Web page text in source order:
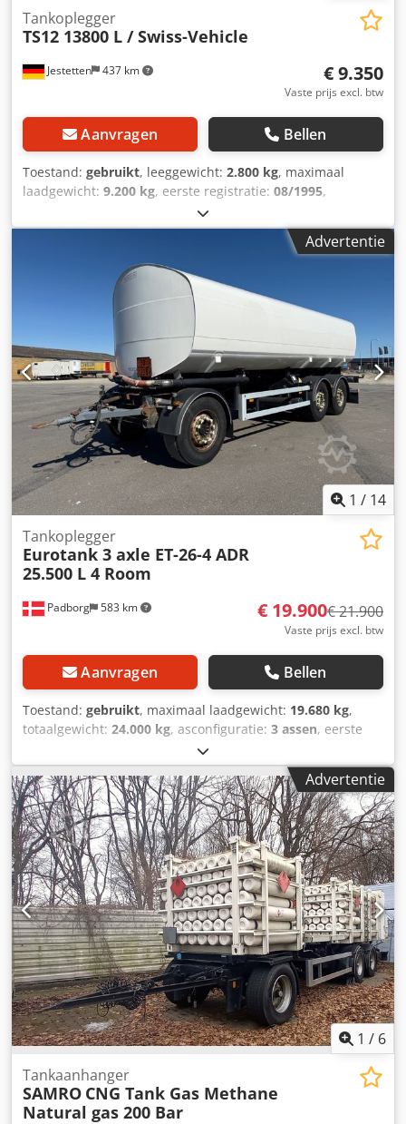
Jestetten 437 km
Tankoplegger
TS12 13800 L / Swiss-Vehicle
€ 9.350
Vaste prijs excl. btw
Aanvragen Bellen
Toestand: gebruikt, leeggewicht: 2.800 kg, maximaal
laadgewicht: 9.200 kg, eerste registratie: 08/1995,
05/2016
mm, ophanging:staal, bandenmaten:295 / 80 R 22.5 /
295 / 80 R 22.5 / 8mm, bedrijfsklaar
12.000 kg,
Advertentie
1 / 14
Padborg 583 km
Tankoplegger
Eurotank 3 axle ET-26-4 ADR
25.500 L 4 Room
€ 19.900€ 21.900
Vaste prijs excl. btw
Aanvragen Bellen
Toestand: gebruikt, maximaal laadgewicht: 19.680 kg,
totaalgewicht: 24.000 kg, asconfiguratie: 3 assen, eerste
, Bouwjaar:
Fabrikant: Eurotank Model: 3-assige ET-26-4 ADR 25.500 L 4
compartimenten Crsdpewlydyefx Apnof Bouwjaar: 2009
Conditie: Goed Serienummer: YF908S16S95049774 Ref.nr.:
7832 Datum registratie: 30-06-2009 Schijfremmen: ? ABS: ?
Achterassen: SAF Ophanging: Lucht Bandenmaat: 385 /
55R22,5 Profiel (%) resterend: 20%–40%–40%
Gereedschapskist: ? Totaalgewicht: 24.000 kg Leeggewicht:
4.320 kg Laadvermogen: 19.680 kg Tankinhoud: 25.500 L
Compartimenten: 4 (10.000 L + 5.000 L + 5.000 L + 5.000 L)
Advertentie
1 / 6
Tankaanhanger
SAMRO CNG Tank Gas Methane
Natural gas 200 Bar